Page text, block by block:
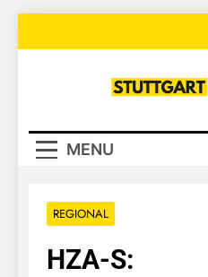
MENU
REGIONAL
HZA-S: